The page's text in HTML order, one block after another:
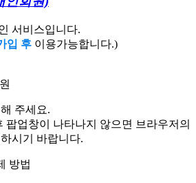
서비스입니다.
입 후 이용가능합니다.)
주세요.
팝업창이 나타나지 않으면 브라우저의
시기 바랍니다.
방법